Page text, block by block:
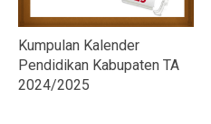
Kumpulan Kalender
Pendidikan Kabupaten TA
2024/2025